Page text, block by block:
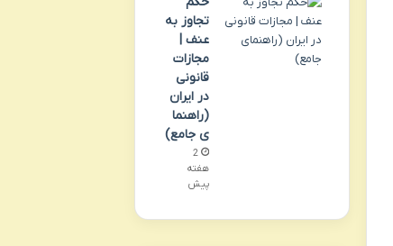
تجاوز به
عنف |
مجازات
قانونی
در ایران
(راهنما
ی جامع)
2
هفته
پیش